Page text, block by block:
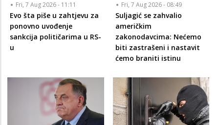
Fri, 7 Aug 2026 - 11:11
Evo šta piše u zahtjevu za
ponovno uvođenje
sankcija političarima u RS-
u
Fri, 7 Aug 2026 - 08:49
Suljagić se zahvalio
američkim
zakonodavcima: Nećemo
biti zastrašeni i nastavit
ćemo braniti istinu